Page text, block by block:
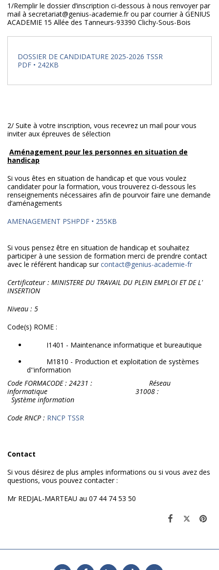
1/Remplir le dossier d’inscription ci-dessous à nous renvoyer par
mail à secretariat@genius-academie.fr ou par courrier à GENIUS
ACADEMIE 15 Allée des Tanneurs-93390 Clichy-Sous-Bois
DOSSIER DE CANDIDATURE 2025-2026 TSSR
PDF • 242KB
2/ Suite à votre inscription, vous recevrez un mail pour vous
inviter aux épreuves de sélection
Aménagement pour les personnes en situation de
handicap
Si vous êtes en situation de handicap et que vous voulez
candidater pour la formation, vous trouverez ci-dessous les
renseignements nécessaires afin de pourvoir faire une demande
d’aménagements
AMENAGEMENT PSHPDF • 255KB
Si vous pensez être en situation de handicap et souhaitez
participer à une session de formation merci de prendre contact
avec le référent handicap surcontact@genius-academie-fr
Certificateur : MINISTERE DU TRAVAIL DU PLEIN EMPLOI ET DE L'
INSERTION
Niveau : 5
Code(s) ROME :
I1401 - Maintenance informatique et bureautique
M1810 - Production et exploitation de systèmes
d''information
Code FORMACODE : 24231 : Réseau
informatique 31008 :
Système information
Code RNCP : RNCP TSSR
Contact
Si vous désirez de plus amples informations ou si vous avez des
questions, vous pouvez contacter :
Mr REDJAL-MARTEAU au 07 44 74 53 50